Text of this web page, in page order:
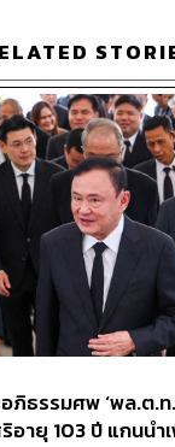
ธิภาพตรงเป้าหมาย
วยว่า ญัตตินี้ไม่ต้อ
กระทู้ เป็นการซักถ
มุ่งหมายต่อรัฐมนต
ชนเจ้าของอำนาจอ
เขามีความทุกข์ลำ
นพังทั้งแผ่นดิน นี่คื
ราจะเสนอแนะรัฐ
อกปัญหาที่รัฐมนต
ไร เพื่อประโยชน์ข
ฐกิจพี่น้องคนไทยทุ
ธรรมศพ ‘พล.ต.ท
อายุ 103 ปี แกนน